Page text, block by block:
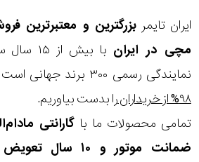
ایران تایمر بزرگترین و معتبرترین
مچی در ایران
با بیش
نمایندگی رسمی ۳۰۰ برند جهانی است و توانسته ایم
۹۸% از خریداران
را بدست بیاوریم.
تمامی محصولات ما با
ضمانت موتور و ۱۰ سال تعویض رایگان باتری
قاب
ویژگی
نوع